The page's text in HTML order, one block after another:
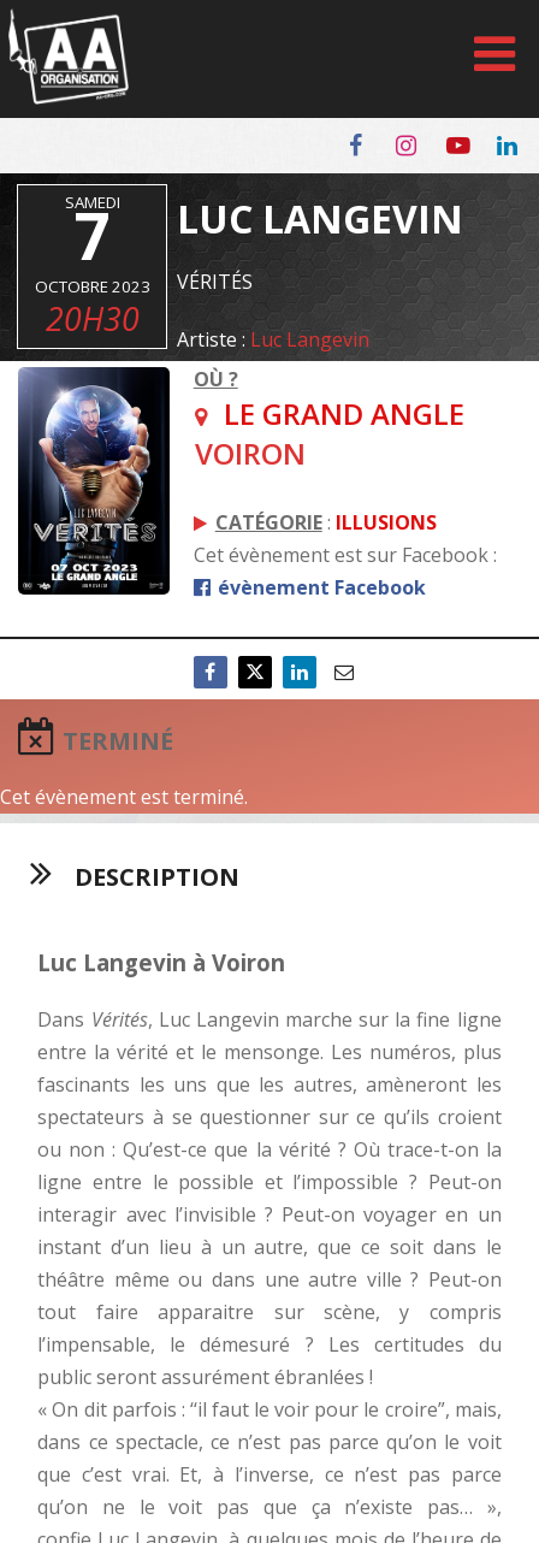
Panneau de gestion des cookies
SAMEDI
7
OCTOBRE 2023
20H30
LUC LANGEVIN
VÉRITÉS
Artiste : Luc Langevin
OÙ ?
LE GRAND ANGLE
VOIRON
CATÉGORIE: ILLUSIONS
Cet évènement est sur Facebook :
évènement Facebook
TERMINÉ
Cet évènement est terminé.
DESCRIPTION
Luc Langevin à Voiron
Dans Vérités, Luc Langevin marche sur la fine ligne
entre la vérité et le mensonge. Les numéros, plus
fascinants les uns que les autres, amèneront les
spectateurs à se questionner sur ce qu’ils croient
ou non : Qu’est-ce que la vérité ? Où trace-t-on la
ligne entre le possible et l’impossible ? Peut-on
interagir avec l’invisible ? Peut-on voyager en un
instant d’un lieu à un autre, que ce soit dans le
théâtre même ou dans une autre ville ? Peut-on
tout faire apparaitre sur scène, y compris
l’impensable, le démesuré ? Les certitudes du
public seront assurément ébranlées !
« On dit parfois : ‘‘il faut le voir pour le croire”, mais,
dans ce spectacle, ce n’est pas parce qu’on le voit
que c’est vrai. Et, à l’inverse, ce n’est pas parce
qu’on ne le voit pas que ça n’existe pas… »,